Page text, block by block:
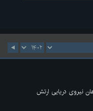
نیروی دریایی ارتش